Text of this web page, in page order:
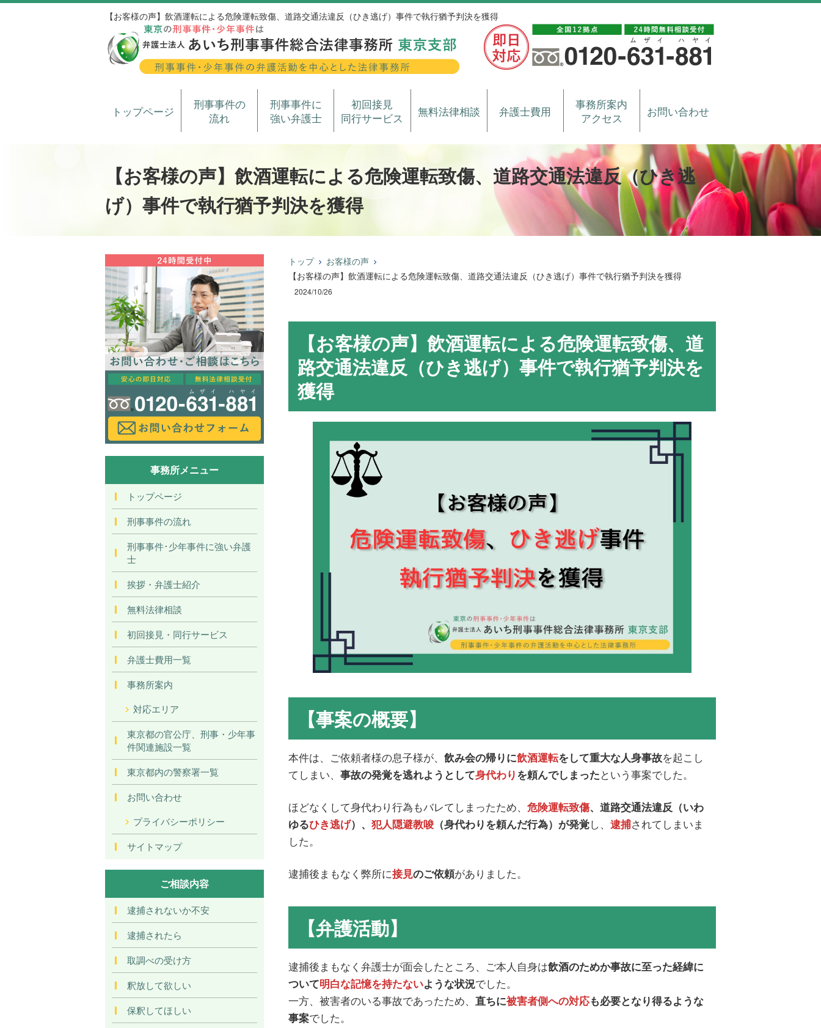
【お客様の声】飲酒運転による危険運転致傷、道路交通法違反（ひき逃げ）事件で執行猶予判決を獲得
トップページ
刑事事件の
流れ
刑事事件に
強い弁護士
初回接見
同行サービス
無料法律相談 弁護士費用
事務所案内
アクセス
お問い合わせ
【お客様の声】飲酒運転による危険運転致傷、道路交通法違反（ひき逃
げ）事件で執行猶予判決を獲得
トップ
お客様の声
【お客様の声】飲酒運転による危険運転致傷、道路交通法違反（ひき逃げ）事件で執行猶予判決を獲得
2024/10/26
【お客様の声】飲酒運転による危険運転致傷、道
路交通法違反（ひき逃げ）事件で執行猶予判決を
獲得
【事案の概要】
本件は、ご依頼者様の息子様が、 飲み会の帰りに飲酒運転をして重大な人身事故を起こし
てしまい、 事故の発覚を逃れようとして身代わりを頼んでしまったという事案でした。
ほどなくして身代わり行為もバレてしまったため、 危険運転致傷、道路交通法違反（いわ
ゆるひき逃げ）、 犯人隠避教唆 （身代わりを頼んだ行為）が発覚し、 逮捕されてしまいま
した。
逮捕後まもなく弊所に接見のご依頼がありました。
【弁護活動】
逮捕後まもなく弁護士が面会したところ、ご本人自身は飲酒のためか事故に至った経緯に
ついて明白な記憶を持たないような状況でした。
一方、被害者のいる事故であったため、 直ちに被害者側への対応も必要となり得るような
事案でした。
事務所メニュー
トップページ
刑事事件の流れ
刑事事件･少年事件に強い弁護
士
挨拶・弁護士紹介
無料法律相談
初回接見・同行サービス
弁護士費用一覧
事務所案内
対応エリア
東京都の官公庁、刑事・少年事
件関連施設一覧
東京都内の警察署一覧
お問い合わせ
プライバシーポリシー
サイトマップ
ご相談内容
逮捕されないか不安
逮捕されたら
取調べの受け方
釈放して欲しい
保釈してほしい